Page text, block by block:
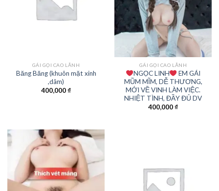
GÁI GỌI CAO LÃNH
Băng Băng (khuôn mặt xinh
,dâm)
400,000₫
GÁI GỌI CAO LÃNH
NGỌC LINH
EM GÁI
MŨM MĨM, DỄ THƯƠNG,
MỚI VỀ VINH LÀM VIỆC.
NHIỆT TÌNH, ĐẦY ĐỦ DV
400,000₫